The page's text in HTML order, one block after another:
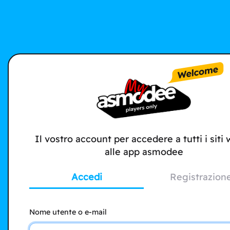
Il vostro account per accedere a tutti i siti
alle app asmodee
Accedi
Nome utente o e-mail